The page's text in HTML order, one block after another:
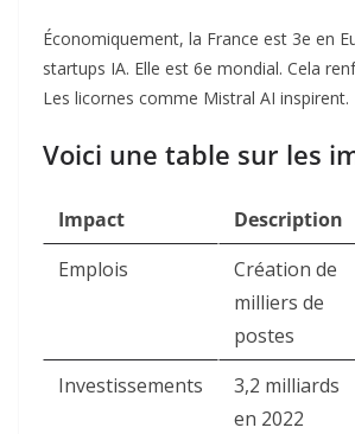
Économiquement, la France est 3e en
startups IA. Elle est 6e mondial. Cela
Les licornes comme Mistral AI inspirent.
Voici une table sur les
Impact Description
Emplois
Création de
milliers de
postes
Investissements
3,2 milliards
en 2022